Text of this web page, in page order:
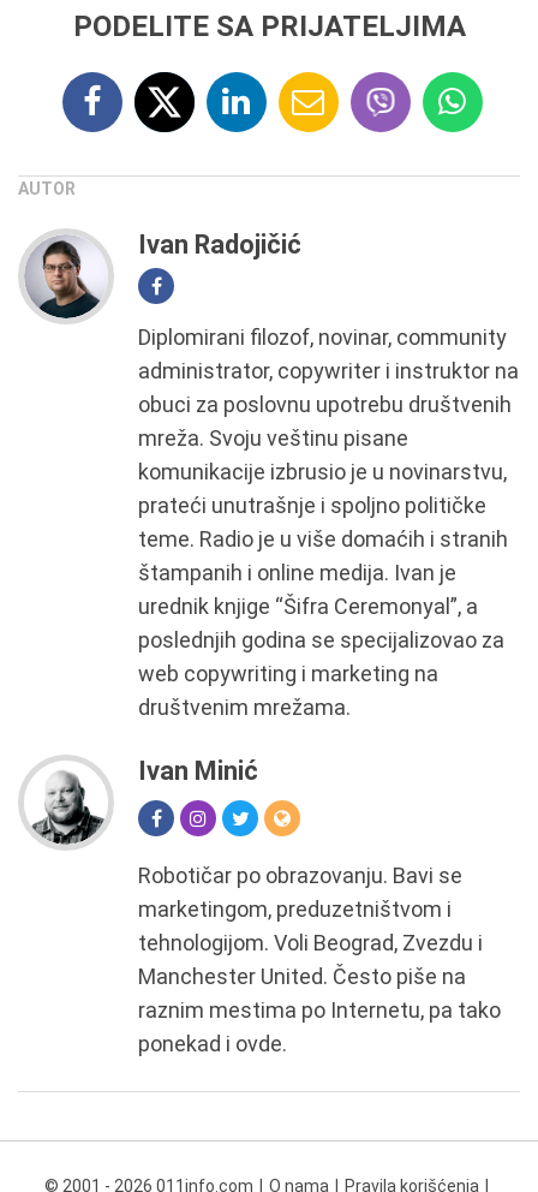
PODELITE SA PRIJATELJIMA
AUTOR
Ivan Radojičić
Diplomirani filozof, novinar, community
administrator, copywriter i instruktor na
obuci za poslovnu upotrebu društvenih
mreža. Svoju veštinu pisane
komunikacije izbrusio je u novinarstvu,
prateći unutrašnje i spoljno političke
teme. Radio je u više domaćih i stranih
štampanih i online medija. Ivan je
urednik knjige “Šifra Ceremonyal”, a
poslednjih godina se specijalizovao za
web copywriting i marketing na
društvenim mrežama.
Ivan Minić
Robotičar po obrazovanju. Bavi se
marketingom, preduzetništvom i
tehnologijom. Voli Beograd, Zvezdu i
Manchester United. Često piše na
raznim mestima po Internetu, pa tako
ponekad i ovde.
© 2001 - 2026 011info.com O nama Pravila korišćenja